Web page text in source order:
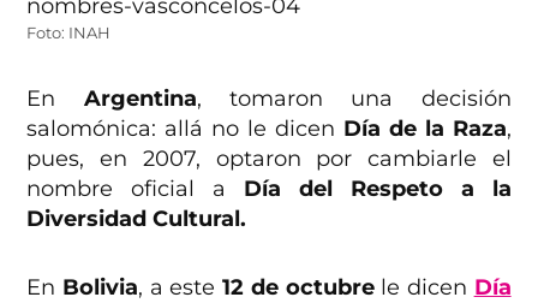
Foto: INAH
En Argentina, tomaron una decisión
salomónica: allá no le dicen Día de la Raza,
pues, en 2007, optaron por cambiarle el
nombre oficial a Día del Respeto a la
Diversidad Cultural.
En Bolivia, a este12 de octubrele dicen Día